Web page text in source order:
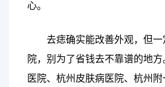
心。
去痣确实能改善外观，但
院，别为了省钱去不靠谱的地
医院、杭州皮肤病医院、杭州